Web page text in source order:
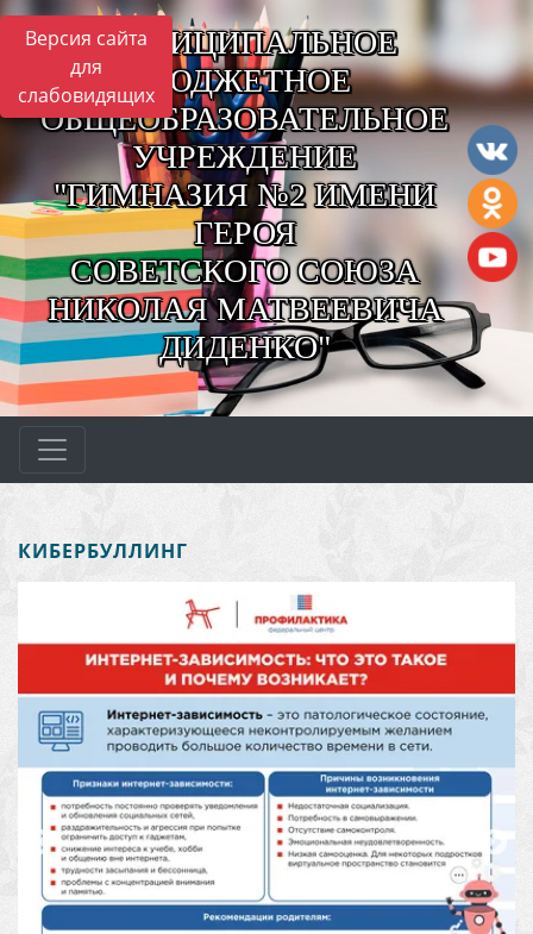
Версия сайта
для
слабовидящих
МУНИЦИПАЛЬНОЕ
БЮДЖЕТНОЕ
ОБЩЕОБРАЗОВАТЕЛЬНОЕ
УЧРЕЖДЕНИЕ
"ГИМНАЗИЯ №2 ИМЕНИ
ГЕРОЯ
СОВЕТСКОГО СОЮЗА
НИКОЛАЯ МАТВЕЕВИЧА
ДИДЕНКО"
КИБЕРБУЛЛИНГ